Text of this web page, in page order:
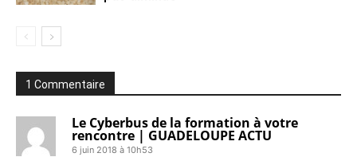
1 Commentaire
Le Cyberbus de la formation à votre
rencontre | GUADELOUPE ACTU
6 juin 2018 à 10h53